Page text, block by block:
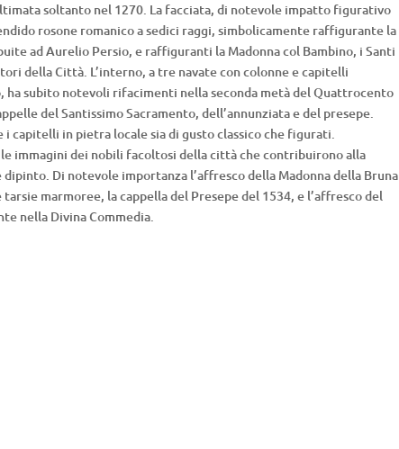
soltanto nel 1270. La facciata, di notevole impatto figurativo
rosone romanico a sedici raggi, simbolicamente raffigurante la
ad Aurelio Persio, e raffiguranti la Madonna col Bambino, i Santi
della Città. L’interno, a tre navate con colonne e capitelli
ha subito notevoli rifacimenti nella seconda metà del Quattrocento
del Santissimo Sacramento, dell’annunziata e del presepe.
capitelli in pietra locale sia di gusto classico che figurati.
immagini dei nobili facoltosi della città che contribuirono alla
Di notevole importanza l’affresco della Madonna della Bruna
marmoree, la cappella del Presepe del 1534, e l’affresco del
nella Divina Commedia.